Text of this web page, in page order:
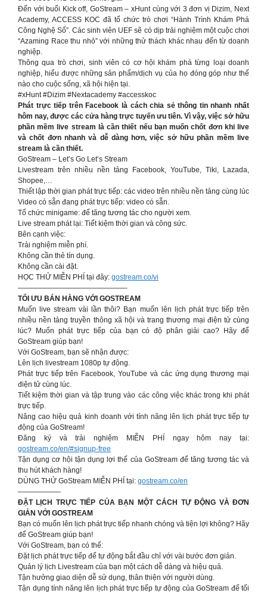
Đến với buổi Kick off, GoStream – xHunt cùng với 3 đơn vị Dizim, Next
Academy, ACCESS KOC đã tổ chức trò chơi “Hành Trình Khám Phá
Công Nghệ Số”. Các sinh viên UEF sẽ có dịp trải nghiệm một cuộc chơi
“Azaming Race thu nhỏ” với những thử thách khác nhau đến từ doanh
nghiệp.
Thông qua trò chơi, sinh viên có cơ hội khám phá từng loại doanh
nghiệp, hiểu được những sản phẩm/dịch vụ của họ đóng góp như thế
nào cho cuộc sống, xã hội hiện tại.
#xHunt #Dizim #Nextacademy #accesskoc
Phát trực tiếp trên Facebook là cách chia sẻ thông tin nhanh nhất
hôm nay, được các cửa hàng trực tuyến ưu tiên. Vì vậy, việc sở hữu
phần mềm live stream là cần thiết nếu bạn muốn chốt đơn khi live
và chốt đơn nhanh và dễ dàng hơn, việc sở hữu phần mềm live
stream là cần thiết.
GoStream – Let’s Go Let’s Stream
Livestream trên nhiều nền tảng Facebook, YouTube, Tiki, Lazada,
Shopee,…
Thiết lập thời gian phát trực tiếp: các video trên nhiều nền tảng cùng lúc
Video có sẵn đang phát trực tiếp: video có sẵn.
Tổ chức minigame: để tăng tương tác cho người xem.
Live stream phát lại: Tiết kiệm thời gian và công sức.
Bên cạnh việc:
Trải nghiệm miễn phí.
Không cần thẻ tín dụng.
Không cần cài đặt.
HỌC THỬ MIỄN PHÍ tại đây: gostream.co/vi
———————————————-
TỐI ƯU BÁN HÀNG VỚI GOSTREAM
Muốn live stream vài lần thôi? Bạn muốn lên lịch phát trực tiếp trên
nhiều nền tảng truyền thông xã hội và trang thương mại điện tử cùng
lúc? Muốn phát trực tiếp của bạn có độ phân giải cao? Hãy để
GoStream giúp bạn!
Với GoStream, bạn sẽ nhận được:
Lên lịch livestream 1080p tự động.
Phát trực tiếp trên Facebook, YouTube và các ứng dụng thương mại
điện tử cùng lúc.
Tiết kiệm thời gian và tập trung vào các công việc khác trong khi phát
trực tiếp.
Nâng cao hiệu quả kinh doanh với tính năng lên lịch phát trực tiếp tự
động của GoStream!
Đăng ký và trải nghiệm MIỄN PHÍ ngay hôm nay tại:
gostream.co/en/#signup-free
Tận dụng cơ hội tận dụng lợi thế của GoStream để tăng tương tác và
thu hút khách hàng!
DÙNG THỬ GoStream MIỄN PHÍ tại: gostream.co/en
——————
ĐẶT LỊCH TRỰC TIẾP CỦA BẠN MỘT CÁCH TỰ ĐỘNG VÀ ĐƠN
GIẢN VỚI GOSTREAM
Bạn có muốn lên lịch phát trực tiếp nhanh chóng và tiện lợi không? Hãy
để GoStream giúp bạn!
Với GoStream, bạn có thể:
Đặt lịch phát trực tiếp để tự động bắt đầu chỉ với vài bước đơn giản.
Quản lý lịch Livestream của bạn một cách dễ dàng và hiệu quả.
Tận hưởng giao diện dễ sử dụng, thân thiện với người dùng.
Tận dụng tính năng lên lịch phát trực tiếp tự động của GoStream để tối